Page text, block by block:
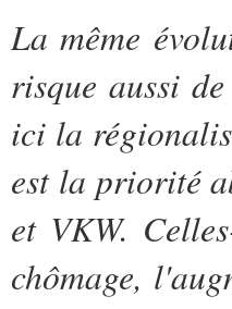
La même
risque aussi
ici la
est la priorité
et VKW.
chômage,